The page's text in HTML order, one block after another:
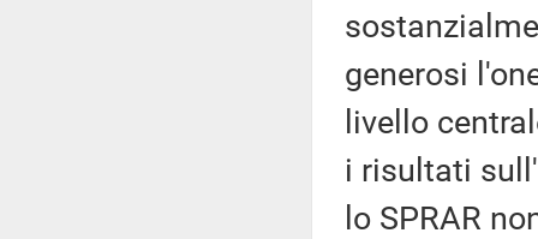
generosi
livello
i risultati
lo SPRAR